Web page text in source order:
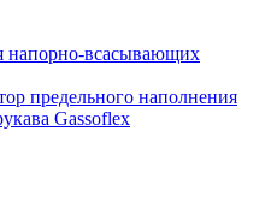
напорно-всасывающих
предельного наполнения
Gassoflex